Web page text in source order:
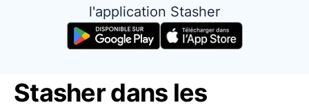
l'application Stasher
Stasher dans les